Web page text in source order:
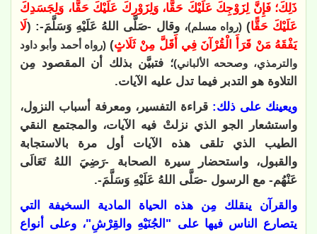
ذَلِكَ؛ فَإِنَّ لِزَوْجِكَ عَلَيْكَ حَقًّا، وَلِزَوْرِكَ عَلَيْكَ حَقًّا، وَلِجَسَدِكَ
عَلَيْكَ حَقًّا)(رواه مسلم)، وقال -صَلَّى اللهُ عَلَيْهِ وَسَلَّمَ-: (لَا
يَفْقَهُ مَنْ قَرَأَ الْقُرْآنَ فِي أَقَلَّ مِنْ ثَلَاثٍ)(رواه أحمد وأبو داود
والترمذي، وصححه الألباني)؛ فتبيَّن بذلك أن المقصود مِن
التلاوة هو التدبر فيما تدل عليه الآيات.
ويعينك على ذلك: قراءة التفسير، ومعرفة أسباب النزول،
واستشعار الجو الذي نزلتْ فيه الآيات، والمجتمع النقي
الطيب الذي تلقى هذه الآيات أول مرة بالاستجابة
والقبول، واستحضار سيرة الصحابة -رَضِيَ اللهُ تَعَالَى
عَنْهُم- مع الرسول -صَلَّى اللهُ عَلَيْهِ وَسَلَّمَ-.
والقرآن ينقلك مِن هذه الحياة المادية السخيفة التي
يتصارع الناس فيها على "الجُنَيْهِ والقِرْشِ"، وعلى أنواع